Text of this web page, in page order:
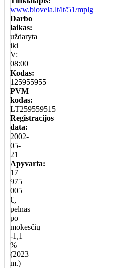
www.biovela.lt/lt/51/mplg
Darbo
laikas:
uždaryta
iki
V:
08:00
Kodas:
125955955
PVM
kodas:
LT259559515
Registracijos
data:
2002-
05-
21
Apyvarta:
17
975
005
€,
pelnas
po
mokesčių
-1,1
%
(2023
m.)